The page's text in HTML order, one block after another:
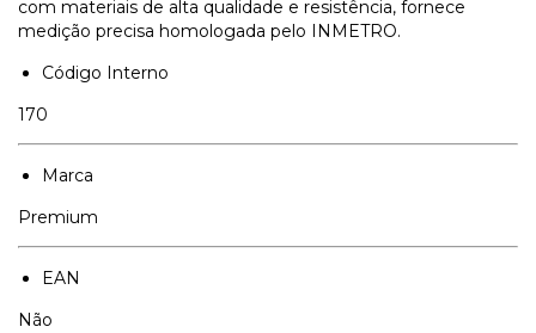
com materiais de alta qualidade e resistência, fornece
medição precisa homologada pelo INMETRO.
Código Interno
170
Marca
Premium
EAN
Não